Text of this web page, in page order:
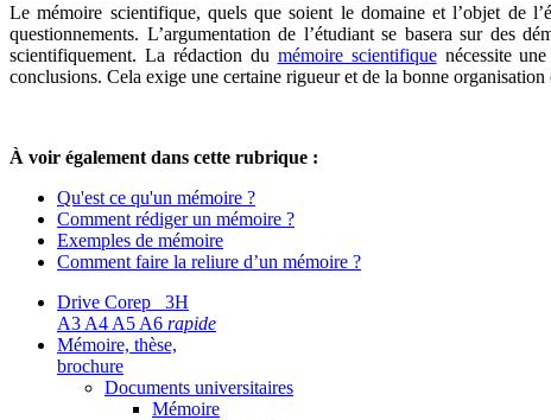
Le mémoire scientifique, quels que soient le domaine et l’objet de
questionnements. L’argumentation de l’étudiant se basera sur des
scientifiquement. La rédaction du mémoire scientifiquenécessite
conclusions. Cela exige une certaine rigueur et de la bonne
À voir également dans cette rubrique :
Qu'est ce qu'un mémoire ?
Comment rédiger un mémoire ?
Exemples de mémoire
Comment faire la reliure d’un mémoire ?
Drive Corep 3H
A3 A4 A5 A6 rapide
Mémoire, thèse,
brochure
Documents universitaires
Mémoire